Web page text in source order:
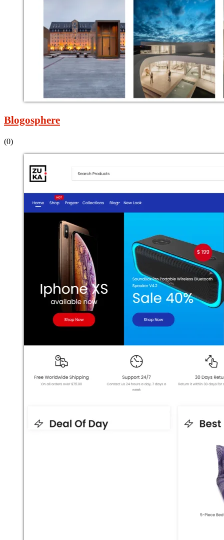
Blogosphere
(0)